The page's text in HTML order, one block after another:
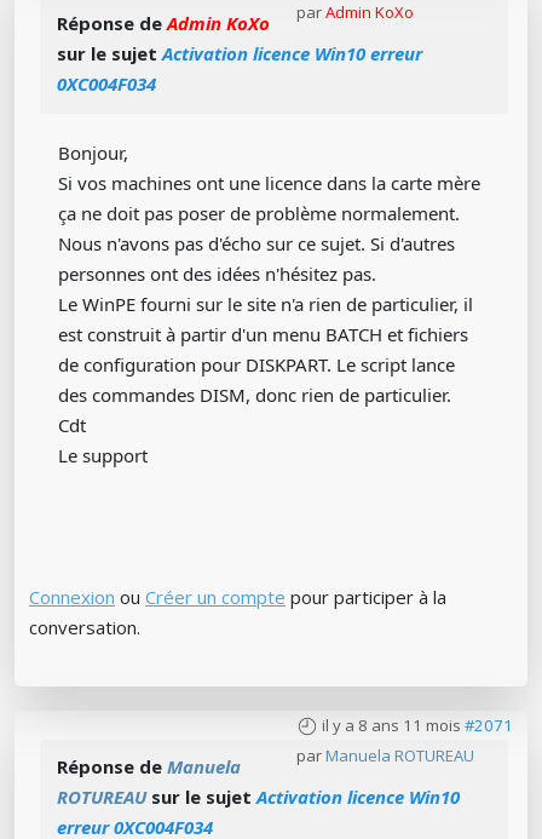
parAdmin KoXo
Réponse deAdmin KoXo
sur le sujetActivation licence Win10 erreur
0XC004F034
Bonjour,
Si vos machines ont une licence dans la carte mère
ça ne doit pas poser de problème normalement.
Nous n'avons pas d'écho sur ce sujet. Si d'autres
personnes ont des idées n'hésitez pas.
Le WinPE fourni sur le site n'a rien de particulier, il
est construit à partir d'un menu BATCH et fichiers
de configuration pour DISKPART. Le script lance
des commandes DISM, donc rien de particulier.
Cdt
Le support
Connexion ou Créer un compte pour participer à la
conversation.
il y a 8 ans 11 mois #2071
par Manuela ROTUREAU
Réponse de Manuela
ROTUREAUsur le sujetActivation licence Win10
erreur 0XC004F034